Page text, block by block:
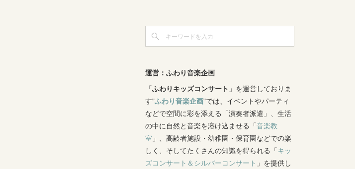
(6)
( 1)
(2)
(8)
(
( 9)
(1 )
(6)
(5)
(4)
(
(8)
(8 )
(3)
(7)
( )
(10
(12)
(
(5)
(8)
(6)
(4)
(5)
(2 )
(3)
(3)
(
(4)
(5)
(7)
(9)
(14)
(3 )
運営：ふわり音楽企画
「ふわりキッズコンサート 」を運営しておりま
す"ふわり音楽企画"では、イベントやパーティ
などで空間に彩を添える「演奏者派遣」、生活
の中に自然と音楽を溶け込ませる「音楽教
室 」、高齢者施設・幼稚園・保育園などでの楽
しく、そしてたくさんの知識を得られる「キッ
ズコンサート＆シルバーコンサート 」を提供し